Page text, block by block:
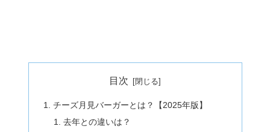
目次
チーズ月見バーガーとは？【2025年版】
去年との違いは？